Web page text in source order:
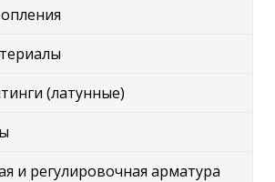
(латунные)
и регулировочная арматура